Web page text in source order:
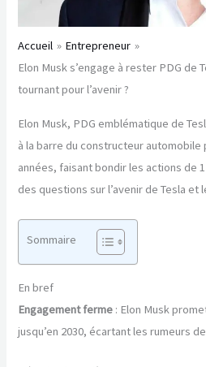
Accueil
Entrepreneur
Elon Musk s’engage à rester PDG de
tournant pour l’avenir ?
Elon Musk, PDG emblématique de
à la barre du constructeur automobile
années, faisant bondir les actions de
des questions sur l’avenir de Tesla et
Sommaire
En bref
Engagement ferme : Elon Musk
jusqu’en 2030, écartant les rumeurs